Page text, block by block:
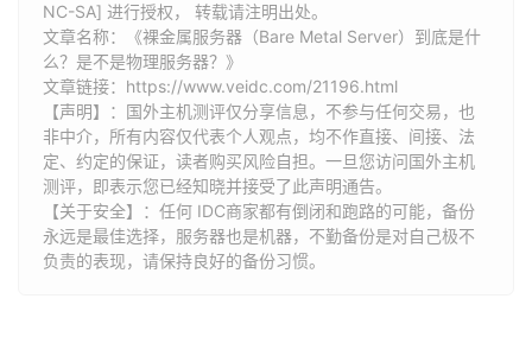
NC-SA] 进行授权， 转载请注明出处。
文章名称：《裸金属服务器（Bare Metal Server）到底是什
么？是不是物理服务器？》
文章链接： https://www.veidc.com/21196.html
【声明】：国外主机测评仅分享信息，不参与任何交易，也
非中介，所有内容仅代表个人观点，均不作直接、间接、法
定、约定的保证，读者购买风险自担。一旦您访问国外主机
测评，即表示您已经知晓并接受了此声明通告。
【关于安全】：任何 IDC商家都有倒闭和跑路的可能，备份
永远是最佳选择，服务器也是机器，不勤备份是对自己极不
负责的表现，请保持良好的备份习惯。